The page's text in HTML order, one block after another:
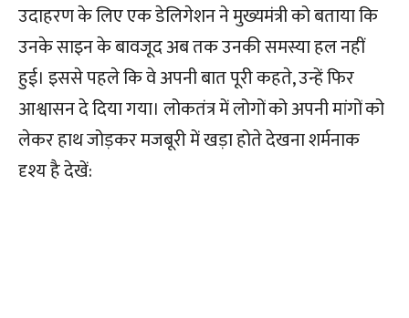
उदाहरण के लिए एक डेलिगेशन ने मुख्यमंत्री को बताया कि
उनके साइन के बावजूद अब तक उनकी समस्या हल नहीं
हुई। इससे पहले कि वे अपनी बात पूरी कहते, उन्हें फिर
आश्वासन दे दिया गया। लोकतंत्र में लोगों को अपनी मांगों को
लेकर हाथ जोड़कर मजबूरी में खड़ा होते देखना शर्मनाक
दृश्य है देखें: